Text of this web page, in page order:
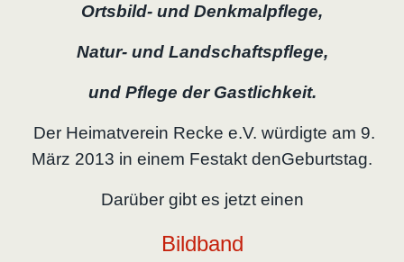
Ortsbild- und Denkmalpflege,
Natur- und Landschaftspflege,
und Pflege der Gastlichkeit.
Der Heimatverein Recke e.V. würdigte am 9.
März 2013 in einem Festakt denGeburtstag.
Darüber gibt es jetzt einen
Bildband